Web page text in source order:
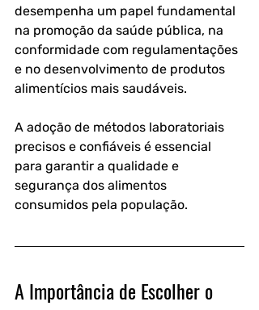
desempenha um papel fundamental
na promoção da saúde pública, na
conformidade com regulamentações
e no desenvolvimento de produtos
alimentícios mais saudáveis.
A adoção de métodos laboratoriais
precisos e confiáveis é essencial
para garantir a qualidade e
segurança dos alimentos
consumidos pela população.
A Importância de Escolher o